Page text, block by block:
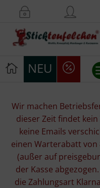
NEU
Stickpackungen
Stickgarne
Stoffe
Wir machen
dieser Zeit findet
keine Emails
einen Warterabatt von
(außer auf
der Kasse
die Zahlungsart